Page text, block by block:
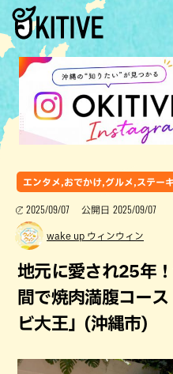
エンタメ,おでかけ,グルメ,ステー
2025/09/07 公開日 2025/09/07
wake up ウィンウィン
地元に愛され25年
間で焼肉満腹コー
ビ大王」(沖縄市)